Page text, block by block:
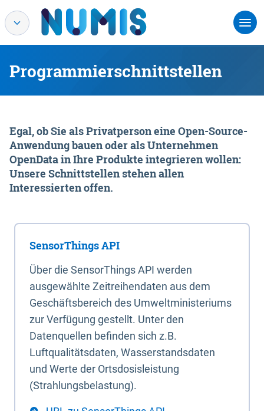
Programmierschnittstellen
Egal, ob Sie als Privatperson eine Open-Source-
Anwendung bauen oder als Unternehmen
OpenData in Ihre Produkte integrieren wollen:
Unsere Schnittstellen stehen allen
Interessierten offen.
SensorThings API
Über die SensorThings API werden
ausgewählte Zeitreihendaten aus dem
Geschäftsbereich des Umweltministeriums
zur Verfügung gestellt. Unter den
Datenquellen befinden sich z.B.
Luftqualitätsdaten, Wasserstandsdaten
und Werte der Ortsdosisleistung
(Strahlungsbelastung).